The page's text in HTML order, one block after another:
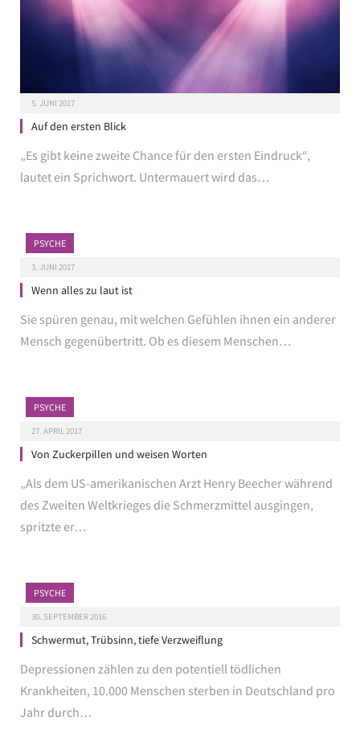
5. JUNI 2017
Auf den ersten Blick
„Es gibt keine zweite Chance für den ersten Eindruck“,
lautet ein Sprichwort. Untermauert wird das…
PSYCHE
3. JUNI 2017
Wenn alles zu laut ist
Sie spüren genau, mit welchen Gefühlen ihnen ein anderer
Mensch gegenübertritt. Ob es diesem Menschen…
PSYCHE
27. APRIL 2017
Von Zuckerpillen und weisen Worten
„Als dem US-amerikanischen Arzt Henry Beecher während
des Zweiten Weltkrieges die Schmerzmittel ausgingen,
spritzte er…
PSYCHE
30. SEPTEMBER 2016
Schwermut, Trübsinn, tiefe Verzweiflung
Depressionen zählen zu den potentiell tödlichen
Krankheiten, 10.000 Menschen sterben in Deutschland pro
Jahr durch…